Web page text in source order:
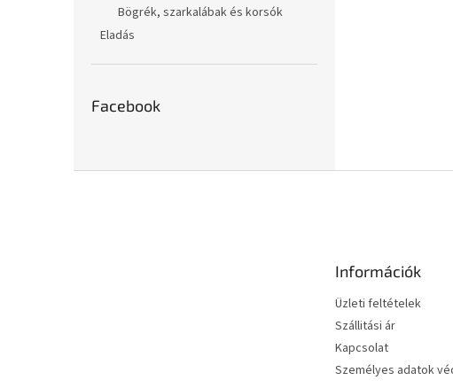
Bögrék, szarkalábak és korsók
Eladás
Facebook
Információk
Üzleti feltételek
Szállitási ár
Kapcsolat
Személyes adatok